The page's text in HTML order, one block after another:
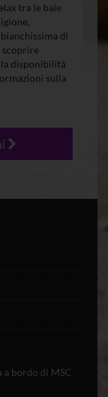
tra le baie
di
scoprire
disponibilità
sulla
a bordo di MSC